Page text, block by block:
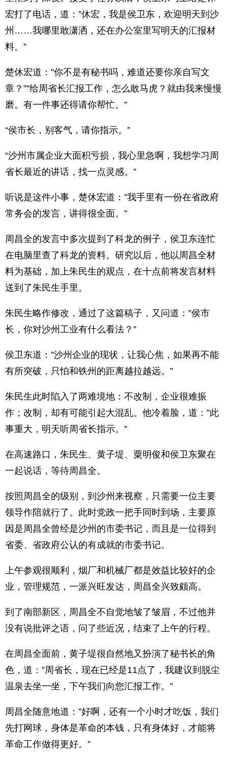
宏打了电话，道：”休宏，我是侯卫东，欢迎明天到沙
州……我哪里敢潇洒，还在办公室里写明天的汇报材
料。”
楚休宏道：”你不是有秘书吗，难道还要你亲自写文
章？””给周省长汇报工作，怎么敢马虎？就由我来慢慢
磨。有一件事还得请你帮忙。”
“侯市长，别客气，请你指示。”
“沙州市属企业大面积亏损，我心里急啊，我想学习周
省长最近的讲话，找一点灵感。”
听说是这件小事，楚休宏道：”我手里有一份在省政府
常务会的发言，讲得很全面。”
周昌全的发言中多次提到了科龙的例子，侯卫东连忙
在电脑里查了科龙的资料。研究以后，他以周昌全材
料为基础，加上朱民生的观点，在十点前将发言材料
送到了朱民生手里。
朱民生略作修改，通过了这篇稿子，又问道：”侯市
长，你对沙州工业有什么看法？”
侯卫东道：”沙州企业的现状，让我心焦，如果再不能
有所突破，只怕和铁州的距离越拉越远。”
朱民生此时陷入了两难境地：不改制，企业很难振
作；改制，却有可能引起大混乱。他冷着脸，道：”此
事重大，明天听周省长指示。”
在高速路口，朱民生、黄子堤、粟明俊和侯卫东聚在
一起说话，等待周昌全。
按照周昌全的级别，到沙州来视察，只需要一位主要
领导作陪就行了。此时党政一把手同时到场，主要原
因是周昌全曾经是沙州的市委书记，而且是一位得到
省委、省政府公认的有成就的市委书记。
上午参观很顺利，烟厂和机械厂都是效益比较好的企
业，管理规范，一派兴旺发达，周昌全兴致颇高。
到了南部新区，周昌全不自觉地皱了皱眉，不过他并
没有说批评之语，问了些近况，结束了上午的行程。
在周昌全面前，黄子堤很自然地又扮演了秘书长的角
色，道：”周省长，现在已经是11点了，我建议到脱尘
温泉去坐一坐，下午我们向您汇报工作。”
周昌全随意地道：”好啊，还有一个小时才吃饭，我们
先打网球，身体是革命的本钱，只有身体好，才能将
革命工作做得更好。”